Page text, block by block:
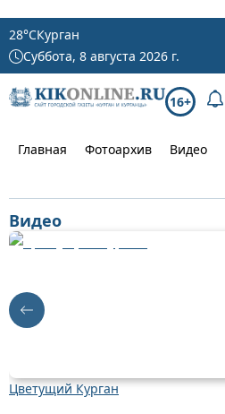
28°CКурган
Суббота, 8 августа 2026 г.
16+
Главная Фотоархив Видео
Видео
Цветущий Курган